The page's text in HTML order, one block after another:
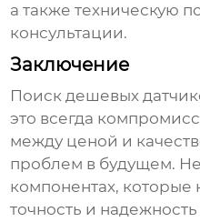
а также техническую
консультации.
Заключение
Поискдешевых
это всегда
между ценой и
проблем в будущем.
компонентах,
точность и